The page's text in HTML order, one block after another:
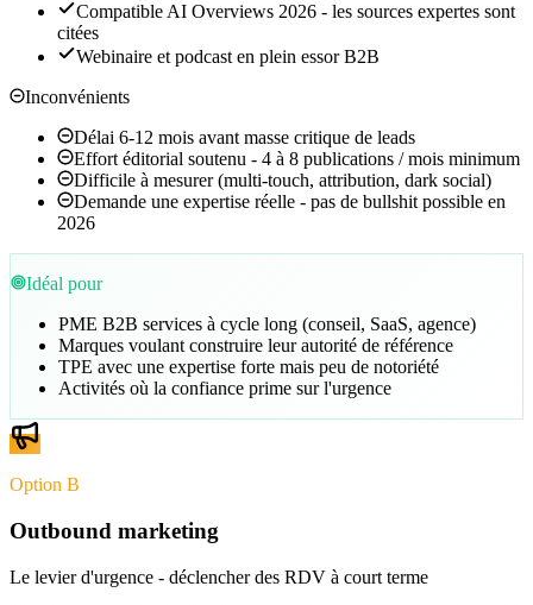
Compatible AI Overviews 2026 - les sources expertes sont
citées
Webinaire et podcast en plein essor B2B
Inconvénients
Délai 6-12 mois avant masse critique de leads
Effort éditorial soutenu - 4 à 8 publications / mois minimum
Difficile à mesurer (multi-touch, attribution, dark social)
Demande une expertise réelle - pas de bullshit possible en
2026
Idéal pour
PME B2B services à cycle long (conseil, SaaS, agence)
Marques voulant construire leur autorité de référence
TPE avec une expertise forte mais peu de notoriété
Activités où la confiance prime sur l'urgence
Option B
Outbound marketing
Le levier d'urgence - déclencher des RDV à court terme